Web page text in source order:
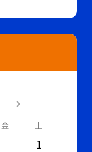
金 土
1